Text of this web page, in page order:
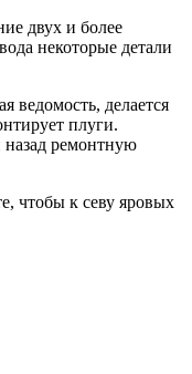
двух и более
некоторые детали
ведомость, делается
плуги.
назад ремонтную
чтобы к севу яровых